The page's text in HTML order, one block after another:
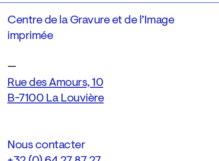
Centre de la Gravure et de l’Image
imprimée
—
Rue des Amours, 10
B-7100 La Louvière
Nous contacter